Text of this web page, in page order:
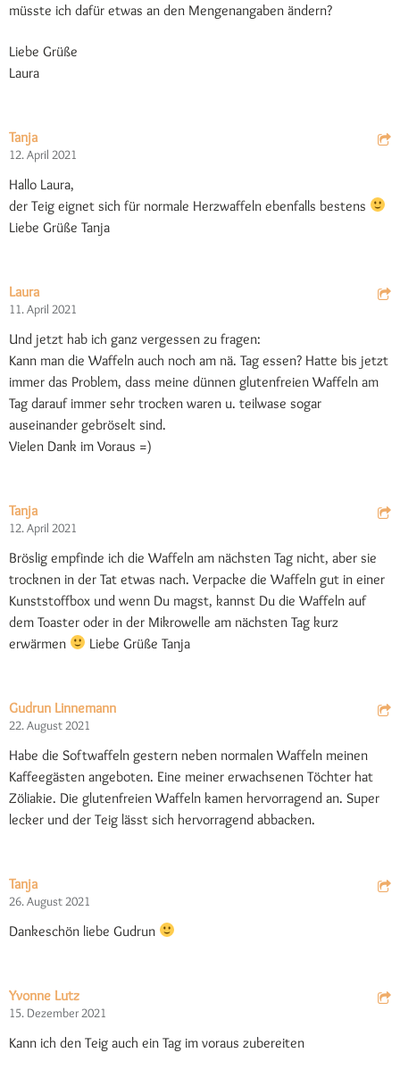
müsste ich dafür etwas an den Mengenangaben ändern?
Liebe Grüße
Laura
Tanja
12. April 2021
Hallo Laura,
der Teig eignet sich für normale Herzwaffeln ebenfalls bestens
Liebe Grüße Tanja
Laura
11. April 2021
Und jetzt hab ich ganz vergessen zu fragen:
Kann man die Waffeln auch noch am nä. Tag essen? Hatte bis jetzt
immer das Problem, dass meine dünnen glutenfreien Waffeln am
Tag darauf immer sehr trocken waren u. teilwase sogar
auseinander gebröselt sind.
Vielen Dank im Voraus =)
Tanja
12. April 2021
Bröslig empfinde ich die Waffeln am nächsten Tag nicht, aber sie
trocknen in der Tat etwas nach. Verpacke die Waffeln gut in einer
Kunststoffbox und wenn Du magst, kannst Du die Waffeln auf
dem Toaster oder in der Mikrowelle am nächsten Tag kurz
erwärmen
Liebe Grüße Tanja
Gudrun Linnemann
22. August 2021
Habe die Softwaffeln gestern neben normalen Waffeln meinen
Kaffeegästen angeboten. Eine meiner erwachsenen Töchter hat
Zöliakie. Die glutenfreien Waffeln kamen hervorragend an. Super
lecker und der Teig lässt sich hervorragend abbacken.
Tanja
26. August 2021
Dankeschön liebe Gudrun
Yvonne Lutz
15. Dezember 2021
Kann ich den Teig auch ein Tag im voraus zubereiten